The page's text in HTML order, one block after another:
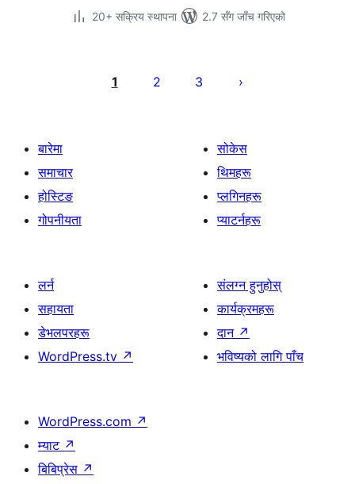
20+ सक्रिय स्थापना
2.7 सँग जाँच गरिएको
पृष्ठाङ्कन
1 2 3
बारेमा
समाचार
होस्टिङ
गोपनीयता
सोकेस
थिमहरू
प्लगिनहरू
प्याटर्नहरू
लर्न
सहायता
डेभलपरहरू
WordPress.tv ↗
संलग्न हुनुहोस्
कार्यक्रमहरू
दान ↗
भविष्यको लागि पाँच
WordPress.com ↗
म्याट ↗
बिबिप्रेस ↗